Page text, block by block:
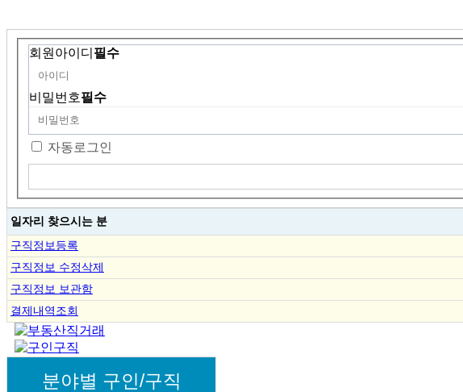
회원아이디 필수
비밀번호필수
자동로그인
일자리 찾으시는 분
구직정보등록
구직정보 수정삭제
구직정보 보관함
결제내역조회
분야별 구인/구직